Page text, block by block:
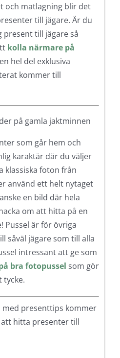
och matlagning blir det
till jägare. Är du
till jägare så
kolla närmare på
hel del exklusiva
kommer till
på gamla jaktminnen
som går hem och
karaktär där du väljer
klassiska foton från
använd ett helt nytaget
en bild där hela
om att hitta på en
Pussel är för övriga
såväl jägare som till alla
intressant att ge som
bra fotopussel som gör
tycke.
presenttips kommer
hitta presenter till